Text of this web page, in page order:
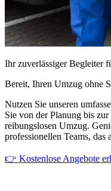
Ihr zuverlässiger Begleiter
Bereit, Ihren Umzug ohne
Nutzen Sie unseren
Sie von der Planung bis
reibungslosen Umzug.
professionellen Teams,
👉 Kostenlose Angebote